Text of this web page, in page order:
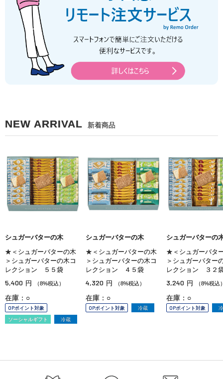
NEW ARRIVAL 新着商品
シュガーバターの木
★＜シュガーバターの木
＞シュガーバターの木コ
レクション ５５袋
5,400 円 （8%税込）
在庫：○
OPポイント対象
ソーシャルギフト
冷蔵
シュガーバターの木
★＜シュガーバターの木
＞シュガーバターの木コ
レクション ４５袋
4,320 円 （8%税込）
在庫：○
OPポイント対象 冷蔵
シュガーバターの
★＜シュガーバタ
＞シュガーバター
レクション ３２
3,240 円 （8%税込
在庫：○
OPポイント対象